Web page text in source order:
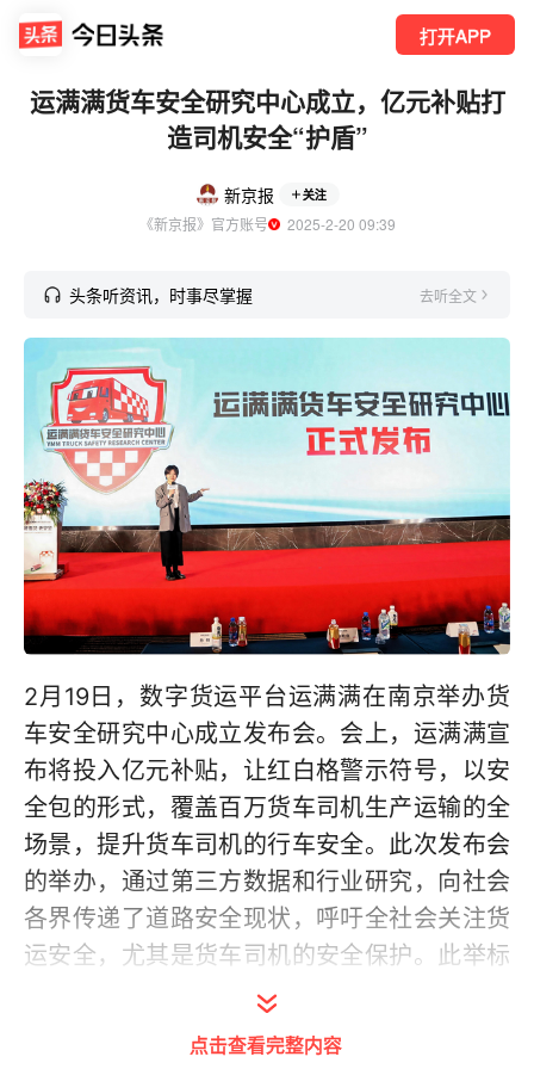
打开APP
运满满货车安全研究中心成立，亿元补贴打
造司机安全“护盾”
新京报 关注
《新京报》官方账号
  2025-2-20 09:39
头条听资讯，时事尽掌握 去听全文
2月19日，数字货运平台运满满在南京举办货
车安全研究中心成立发布会。会上，运满满宣
布将投入亿元补贴，让红白格警示符号，以安
全包的形式，覆盖百万货车司机生产运输的全
场景，提升货车司机的行车安全。此次发布会
的举办，通过第三方数据和行业研究，向社会
各界传递了道路安全现状，呼吁全社会关注货
运安全，尤其是货车司机的安全保护。此举标
志着运满满在货运安全领域的进一步深耕，也
向社会传递了平台企业对道路运输安全的责任
点击查看完整内容